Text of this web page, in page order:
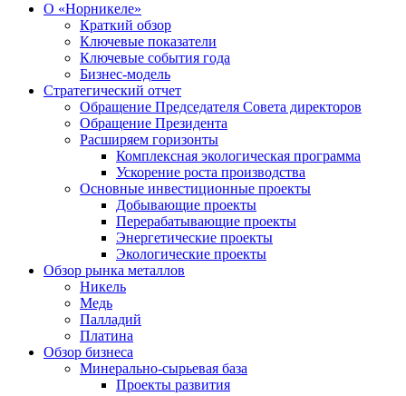
О «Норникеле»
Краткий обзор
Ключевые показатели
Ключевые события года
Бизнес-модель
Стратегический отчет
Обращение Председателя Совета директоров
Обращение Президента
Расширяем горизонты
Комплексная экологическая программа
Ускорение роста производства
Основные инвестиционные проекты
Добывающие проекты
Перерабатывающие проекты
Энергетические проекты
Экологические проекты
Обзор рынка металлов
Никель
Медь
Палладий
Платина
Обзор бизнеса
Минерально-сырьевая база
Проекты развития